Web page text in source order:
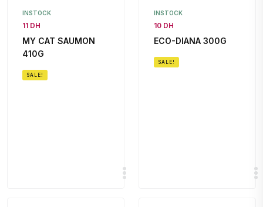
INSTOCK
11 DH
MY CAT SAUMON
410G
SALE!
INSTOCK
10 DH
ECO-DIANA 300G
SALE!